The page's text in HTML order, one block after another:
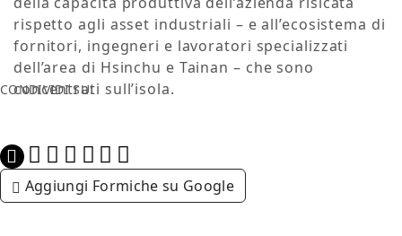
rispetto agli asset industriali – e all’ecosistema di
fornitori, ingegneri e lavoratori specializzati
dell’area di Hsinchu e Tainan – che sono
concentrati sull’isola.
CONDIVIDI SU:
Aggiungi Formiche su Google